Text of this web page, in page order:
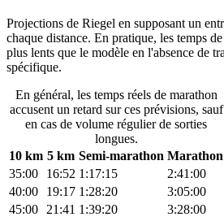
Projections de Riegel en supposant un
chaque distance. En pratique, les temps
plus lents que le modèle en l'absence de
spécifique.
En général, les temps réels de marathon
accusent un retard sur ces prévisions, sauf
en cas de volume régulier de sorties
longues.
10 km 5 km Semi-marathon Marathon
35:00
16:52 1:17:15
2:41:00
40:00
19:17 1:28:20
3:05:00
45:00
21:41 1:39:20
3:28:00